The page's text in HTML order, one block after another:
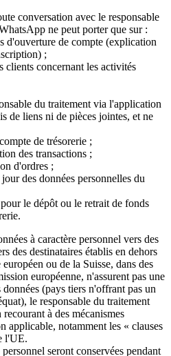
conversation avec le responsable
ne peut porter que sur :
d'ouverture de compte (explication
;
clients concernant les activités
du traitement via l'application
de liens ni de pièces jointes, et ne
de trésorerie ;
des transactions ;
d'ordres ;
des données personnelles du
le dépôt ou le retrait de fonds
à caractère personnel vers des
des destinataires établis en dehors
ou de la Suisse, dans des
européenne, n'assurent pas une
(pays tiers n'offrant pas un
le responsable du traitement
à des mécanismes
applicable, notamment les « clauses
l'UE.
seront conservées pendant